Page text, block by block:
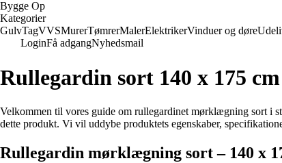
Bygge Op
Kategorier
GulvTagVVSMurerTømrerMalerElektrikerVinduer og døre
LoginFå adgangNyhedsmail
Rullegardin sort 140 x 175
Velkommen til vores guide om rullegardinet mørklægning sort i
dette produkt. Vi vil uddybe produktets egenskaber,
Rullegardin mørklægning sort – 140 x